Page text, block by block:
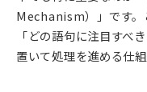
Mechanism）」です。
「どの語句に注目すべ
置いて処理を進める仕組